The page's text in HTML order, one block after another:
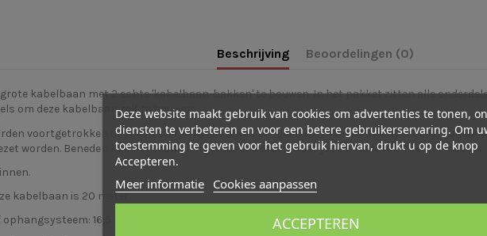
Beschrijving Beoordelingen (0)
kabelbaan met 2 echte 'kabelbaan-bakken' te bouwen. In het pakket zitten alle
om deze kabelbaan zelf te bouwen.
voortgetrokken door een sterke nylon draad en rijden dan over de overspanning,
worden. Beneden kan het touw vastgemaakt worden waar je zelf maar wilt. (boom,
kabelbaan is 20 meter.
16,5 x 10 x 20 cm hoog.
Deze website maakt gebruik van cookies om advertenties te tonen,
diensten te verbeteren en voor een betere gebruikerservaring. Om
toestemming te geven voor het gebruik hiervan, drukt u op de knop
Accepteren.
Meer informatie Cookies aanpassen
ACCEPTEREN